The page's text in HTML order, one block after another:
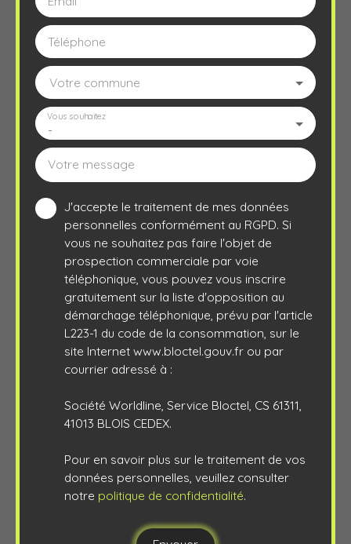
Téléphone
Votre commune
-
Vous souhaitez
Votre message
J'accepte le traitement de mes données
personnelles conformément au RGPD. Si
vous ne souhaitez pas faire l'objet de
prospection commerciale par voie
téléphonique, vous pouvez vous inscrire
gratuitement sur la liste d'opposition au
démarchage téléphonique, prévu par l'article
L223-1 du code de la consommation, sur le
site Internet www.bloctel.gouv.fr ou par
courrier adressé à :
Société Worldline, Service Bloctel, CS 61311,
41013 BLOIS CEDEX.
Pour en savoir plus sur le traitement de vos
données personnelles, veuillez consulter
notre politique de confidentialité.